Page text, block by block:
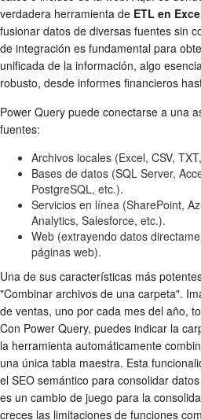
verdadera herramienta de ETL en
fusionar datos de diversas fuentes sin
de integración es fundamental para
unificada de la información, algo
robusto, desde informes financieros
Power Query puede conectarse a una
fuentes:
Archivos locales (Excel, CSV,
Bases de datos (SQL Server,
PostgreSQL, etc.).
Servicios en línea (SharePoint,
Analytics, Salesforce, etc.).
Web (extrayendo datos
páginas web).
Una de sus características más
"Combinar archivos de una carpeta".
de ventas, uno por cada mes del año,
Con Power Query, puedes indicar la
la herramienta automáticamente
una única tabla maestra. Esta
el SEO semántico para consolidar
es un cambio de juego para la
creces las limitaciones de funciones